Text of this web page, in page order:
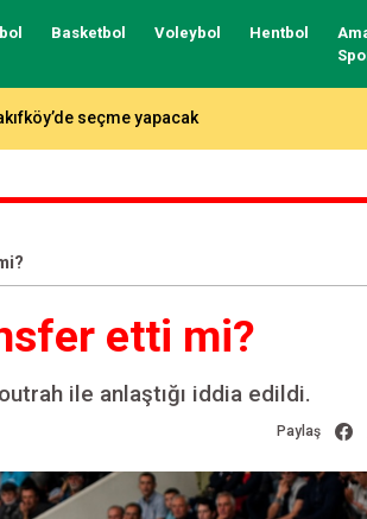
Basketbol Voleybol Hentbol
çekildi, işte Bursaspor ve Tofaş’ın rakipleri…
etti mi?
ile anlaştığı iddia edildi.
Paylaş